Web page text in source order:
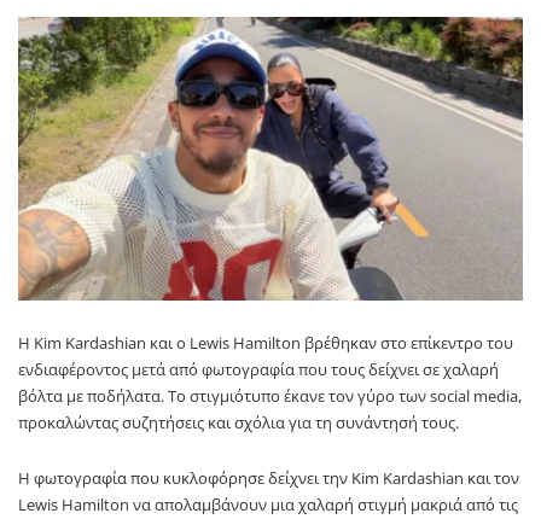
Η Kim Kardashian και ο Lewis Hamilton βρέθηκαν στο επίκεντρο του
ενδιαφέροντος μετά από φωτογραφία που τους δείχνει σε χαλαρή
βόλτα με ποδήλατα. Το στιγμιότυπο έκανε τον γύρο των social media,
προκαλώντας συζητήσεις και σχόλια για τη συνάντησή τους.
Η φωτογραφία που κυκλοφόρησε δείχνει την Kim Kardashian και τον
Lewis Hamilton να απολαμβάνουν μια χαλαρή στιγμή μακριά από τις